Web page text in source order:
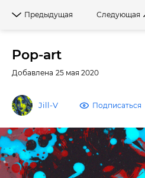
Предыдущая Следующая
Pop-art
Добавлена 25 мая 2020
Jill-V